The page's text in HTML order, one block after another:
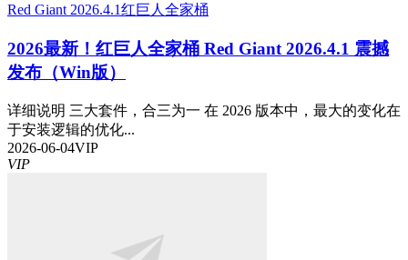
Red Giant 2026.4.1红巨人全家桶
2026最新！红巨人全家桶 Red Giant 2026.4.1 震撼
发布（Win版）
详细说明 三大套件，合三为一 在 2026 版本中，最大的变化在
于安装逻辑的优化...
2026-06-04VIP
VIP